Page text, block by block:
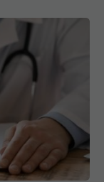
avea